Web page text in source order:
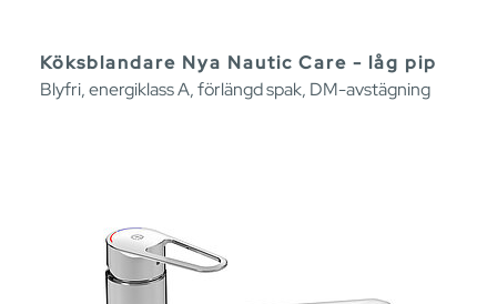
Köksblandare Nya Nautic Care - låg pip
Blyfri, energiklass A, förlängd spak, DM-avstägning